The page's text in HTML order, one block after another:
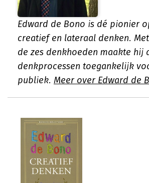
Edward de Bono is dé pionier
creatief en lateraal denken.
de zes denkhoeden maakte hij
denkprocessen toegankelijk
publiek. Meer over Edward de